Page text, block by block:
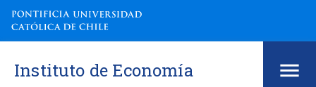
Instituto de Economía